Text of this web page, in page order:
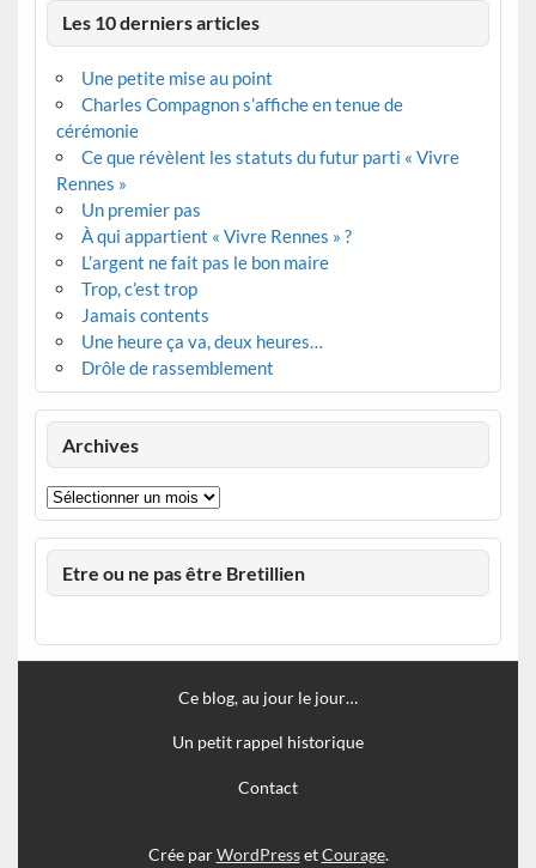
Les 10 derniers articles
Une petite mise au point
Charles Compagnon s’affiche en tenue de
cérémonie
Ce que révèlent les statuts du futur parti « Vivre
Rennes »
Un premier pas
À qui appartient « Vivre Rennes » ?
L’argent ne fait pas le bon maire
Trop, c’est trop
Jamais contents
Une heure ça va, deux heures…
Drôle de rassemblement
Archives
Archives
Etre ou ne pas être Bretillien
Ce blog, au jour le jour…
Un petit rappel historique
Contact
Crée parWordPressetCourage.